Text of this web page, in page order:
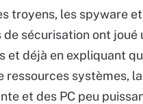
troyens, les spyware
sécurisation ont
et déjà en expliquant
ressources systèmes,
et des PC peu